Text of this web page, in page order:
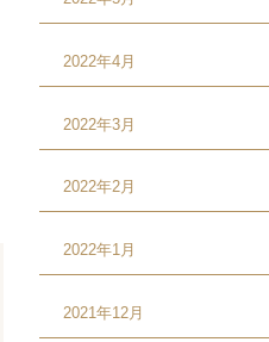
2022年4月
2022年3月
2022年2月
2022年1月
2021年12月